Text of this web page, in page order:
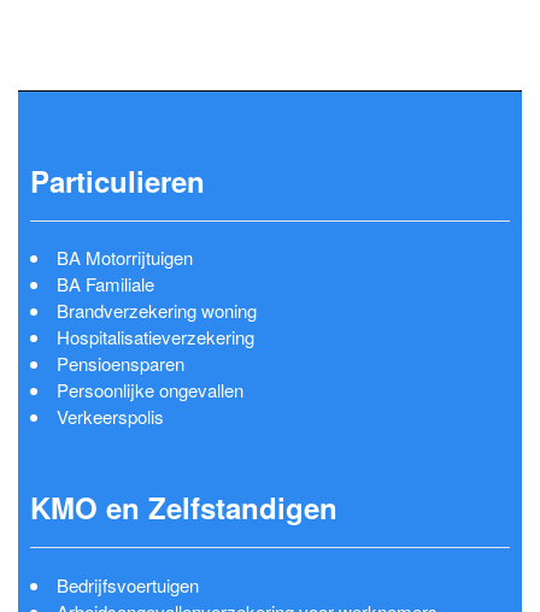
Particulieren
BA Motorrijtuigen
BA Familiale
Brandverzekering woning
Hospitalisatieverzekering
Pensioensparen
Persoonlijke ongevallen
Verkeerspolis
KMO en Zelfstandigen
Bedrijfsvoertuigen